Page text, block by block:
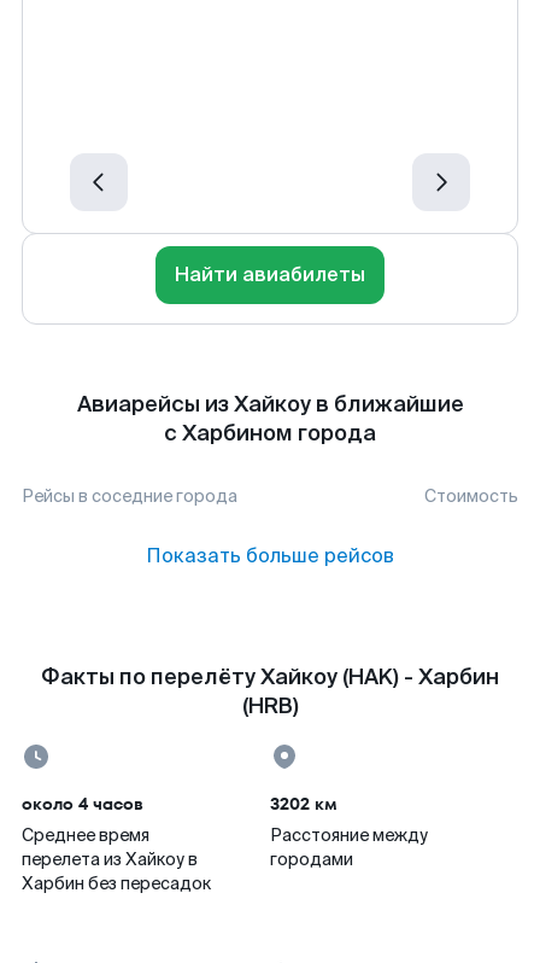
Найти авиабилеты
Авиарейсы из Хайкоу в ближайшие
с Харбином города
Рейсы в соседние города Стоимость
Показать больше рейсов
Факты по перелёту Хайкоу (HAK) - Харбин
(HRB)
около 4 часов
Среднее время
перелета из Хайкоу в
Харбин без пересадок
3202 км
Расстояние между
городами